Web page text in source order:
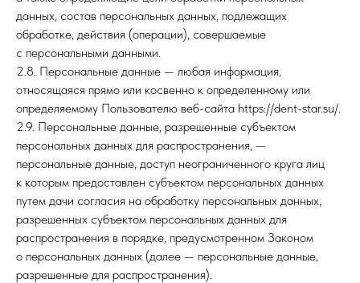
данных, состав персональных данных, подлежащих
обработке, действия (операции), совершаемые
с персональными данными.
2.8. Персональные данные — любая информация,
относящаяся прямо или косвенно к определенному или
определяемому Пользователю веб-сайта https://dent-star.su/.
2.9. Персональные данные, разрешенные субъектом
персональных данных для распространения, —
персональные данные, доступ неограниченного круга лиц
к которым предоставлен субъектом персональных данных
путем дачи согласия на обработку персональных данных,
разрешенных субъектом персональных данных для
распространения в порядке, предусмотренном Законом
о персональных данных (далее — персональные данные,
разрешенные для распространения).